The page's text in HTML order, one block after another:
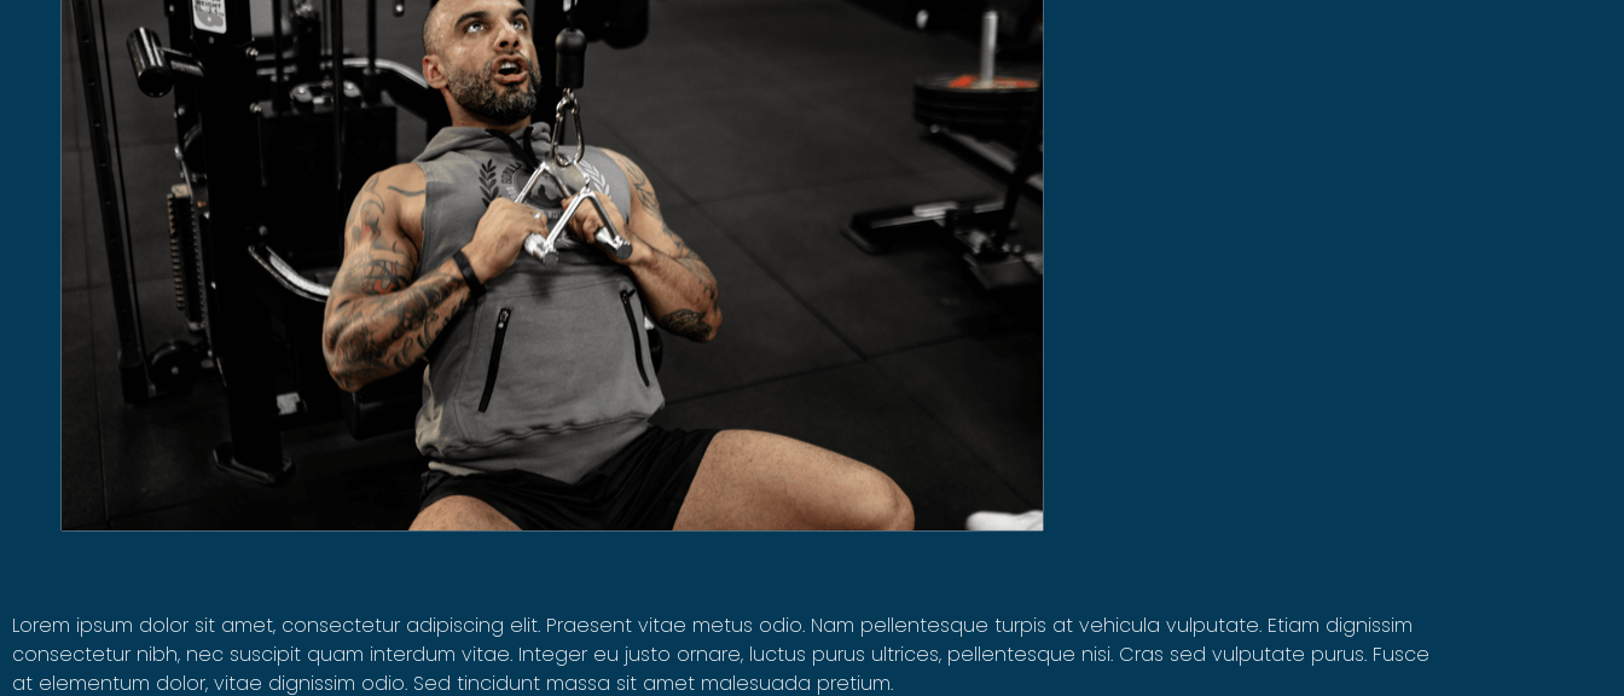
Lorem ipsum dolor sit amet, consectetur adipiscing elit. Praesent vitae metus odio. Nam pellentesque turpis at vehicula vulputate. Etiam dignissim
consectetur nibh, nec suscipit quam interdum vitae. Integer eu justo ornare, luctus purus ultrices, pellentesque nisi. Cras sed vulputate purus. Fusce
at elementum dolor, vitae dignissim odio. Sed tincidunt massa sit amet malesuada pretium.